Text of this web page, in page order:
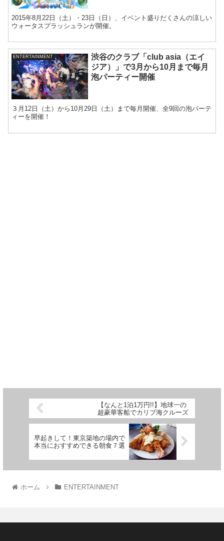
2015年8月22日（土）・23日（日）、イベント盛りだくさんの涼しい
ウォータスプラッシュランが開催。
ENTERTAINMENT
渋谷のクラブ「club asia（エイ
ジア）」で3月から10月まで毎月
泡パーティー開催
３月12日（土）から10月29日（土）まで毎月開催、全9回の泡パーテ
ィーを開催！
【なんと1泊1万円!!】地球一の
超豪華客船でカリブ海クルーズ
早起きして！東京築地の場内で
本当におすすめできる朝食７選
ホーム ENTERTAINMENT